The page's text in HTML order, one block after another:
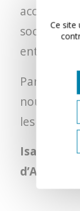
social et
entendre.
Parce que
nous nous
les
Isabelle
d’Audition
Ce site